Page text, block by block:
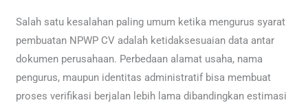
Salah satu kesalahan paling umum ketika mengurus syarat
pembuatan NPWP CV adalah ketidaksesuaian data antar
dokumen perusahaan. Perbedaan alamat usaha, nama
pengurus, maupun identitas administratif bisa membuat
proses verifikasi berjalan lebih lama dibandingkan estimasi